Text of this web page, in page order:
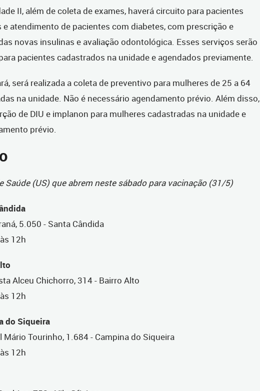
II, além de coleta de exames, haverá circuito para pacientes
e atendimento de pacientes com diabetes, com prescrição e
novas insulinas e avaliação odontológica. Esses serviços serão
pacientes cadastrados na unidade e agendados previamente.
será realizada a coleta de preventivo para mulheres de 25 a 64
na unidade. Não é necessário agendamento prévio. Além disso,
de DIU e implanon para mulheres cadastradas na unidade e
prévio.
Saúde (US) que abrem neste sábado para vacinação (31/5)
5.050 - Santa Cândida
12h
Alceu Chichorro, 314 - Bairro Alto
12h
do Siqueira
Mário Tourinho, 1.684 - Campina do Siqueira
12h